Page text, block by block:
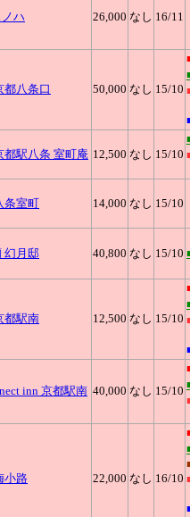
ハ 26,000 なし 16/11
都八条口 50,000 なし 15/10
都駅八条 室町庵 12,500 なし 15/10
条室町 14,000 なし 15/10
幻月邸 40,800 なし 15/10
都駅南 12,500 なし 15/10
inn 京都駅南 40,000 なし 15/10
小路 22,000 なし 16/10